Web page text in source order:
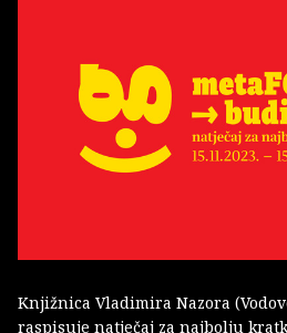
Knjižnica Vladimira Nazora
raspisuje natječaj za najbolju